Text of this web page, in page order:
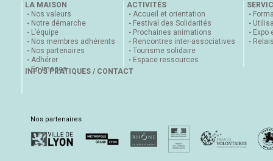
LA MAISON
Nos valeurs
Notre démarche
L’équipe
Nos membres adhérents
Nos partenaires
Adhérer
En images
ACTIVITÉS
Accueil et orientation
Festival des Solidarités
Prochaines animations
Rencontres inter-associatives
Tourisme solidaire
Espace ressources
Expo
INFOS PRATIQUES / CONTACT
Nos partenaires